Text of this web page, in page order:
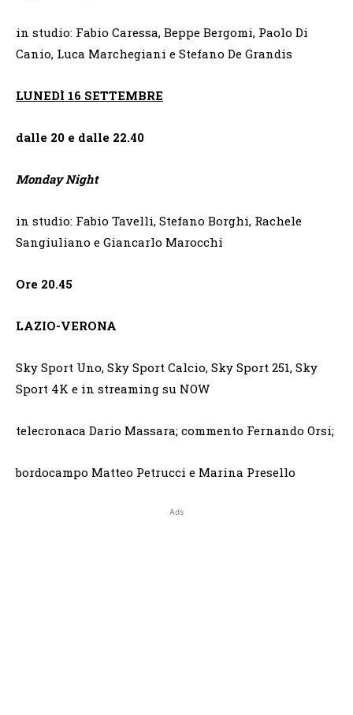
in studio: Fabio Caressa, Beppe Bergomi, Paolo Di
Canio, Luca Marchegiani e Stefano De Grandis
LUNEDÌ 16 SETTEMBRE
dalle 20 e dalle 22.40
Monday Night
in studio: Fabio Tavelli, Stefano Borghi, Rachele
Sangiuliano e Giancarlo Marocchi
Ore 20.45
LAZIO-VERONA
Sky Sport Uno, Sky Sport Calcio, Sky Sport 251, Sky
Sport 4K e in streaming su NOW
telecronaca Dario Massara; commento Fernando Orsi;
bordocampo Matteo Petrucci e Marina Presello
Ads